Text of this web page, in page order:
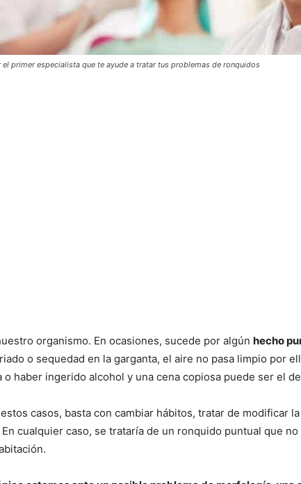
el primer especialista que te ayude a tratar tus problemas de ronquidos
organismo. En ocasiones, sucede por algún hecho
o sequedad en la garganta, el aire no pasa limpio por
haber ingerido alcohol y una cena copiosa puede ser el
casos, basta con cambiar hábitos, tratar de modificar
cualquier caso, se trataría de un ronquido puntual que